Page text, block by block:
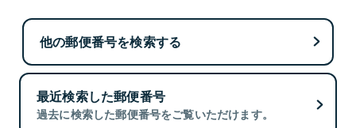
他の郵便番号を検索する
最近検索した郵便番号
過去に検索した郵便番号をご覧いただけます。